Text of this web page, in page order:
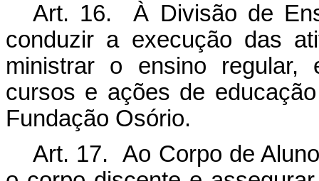
Art. 16. À Divisão de
conduzir a execução das
ministrar o ensino regular,
cursos e ações de
Fundação Osório.
Art. 17. Ao Corpo de